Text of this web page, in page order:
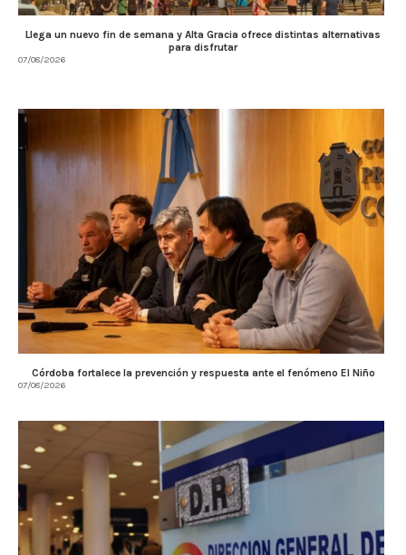
Llega un nuevo fin de semana y Alta Gracia ofrece distintas alternativas
para disfrutar
07/08/2026
Córdoba fortalece la prevención y respuesta ante el fenómeno El Niño
07/08/2026